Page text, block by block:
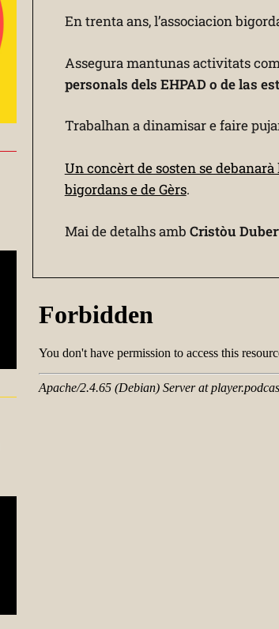
En trenta ans, l’associacion
Assegura mantunas activitats
personals dels EHPAD o de las
Trabalhan a dinamisar e faire
Un concèrt de sosten se
bigordans e de Gèrs.
Mai de detalhs amb Cristòu